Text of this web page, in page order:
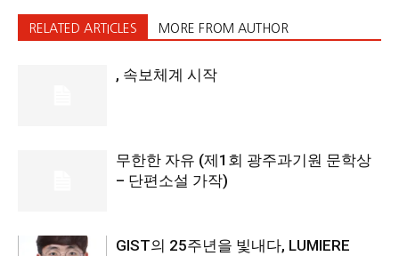
RELATED ARTICLES MORE FROM AUTHOR
, 속보체계 시작
무한한 자유 (제1회 광주과기원 문학상
– 단편소설 가작)
GIST의 25주년을 빛내다, LUMIERE